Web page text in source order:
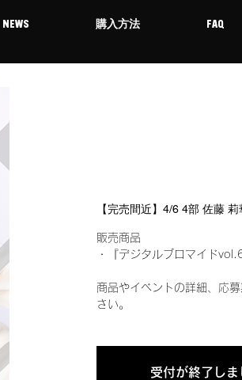
NEWS 購入方法 FAQ
【完売間近】4/6 4部 佐藤
販売商品
・『デジタルブロマイド
商品やイベントの詳細、応
さい。
受付が終了しま